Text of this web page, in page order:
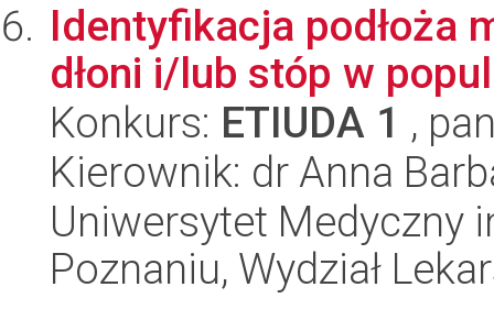
Identyfikacja podłoża
dłoni i/lub stóp w
Konkurs: ETIUDA 1 ,
Kierownik: dr Anna
Uniwersytet Medyczny
Poznaniu, Wydział